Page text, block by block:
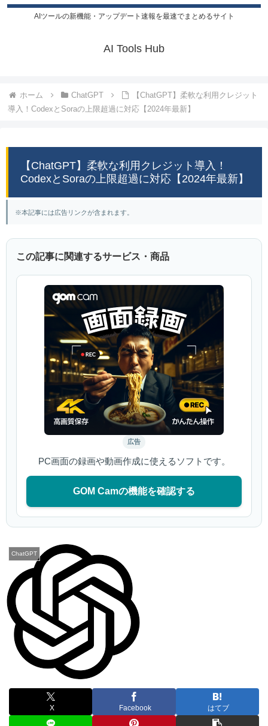
AIツールの新機能・アップデート速報を最速でまとめるサイト
AI Tools Hub
ホーム ChatGPT
【ChatGPT】柔軟な利用クレジット
導入！CodexとSoraの上限超過に対応【2024年最新】
【ChatGPT】柔軟な利用クレジット導入！
CodexとSoraの上限超過に対応【2024年最新】
※本記事には広告リンクが含まれます。
この記事に関連するサービス・商品
広告
PC画面の録画や動画作成に使えるソフトです。
GOM Camの機能を確認する
ChatGPT
X Facebook はてブ